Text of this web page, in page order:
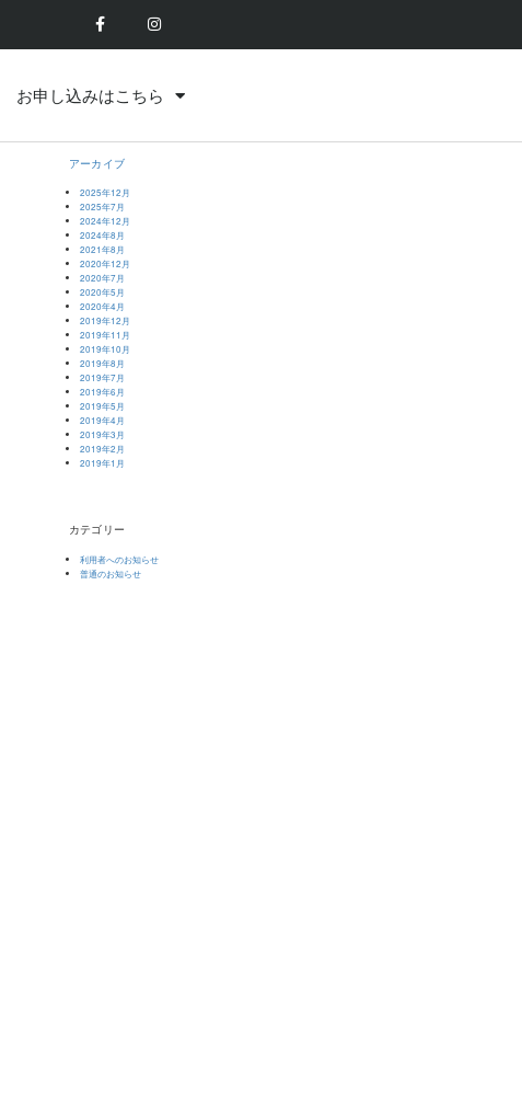
お申し込みはこちら
アーカイブ
2025年12月
2025年7月
2024年12月
2024年8月
2021年8月
2020年12月
2020年7月
2020年5月
2020年4月
2019年12月
2019年11月
2019年10月
2019年8月
2019年7月
2019年6月
2019年5月
2019年4月
2019年3月
2019年2月
2019年1月
カテゴリー
利用者へのお知らせ
普通のお知らせ